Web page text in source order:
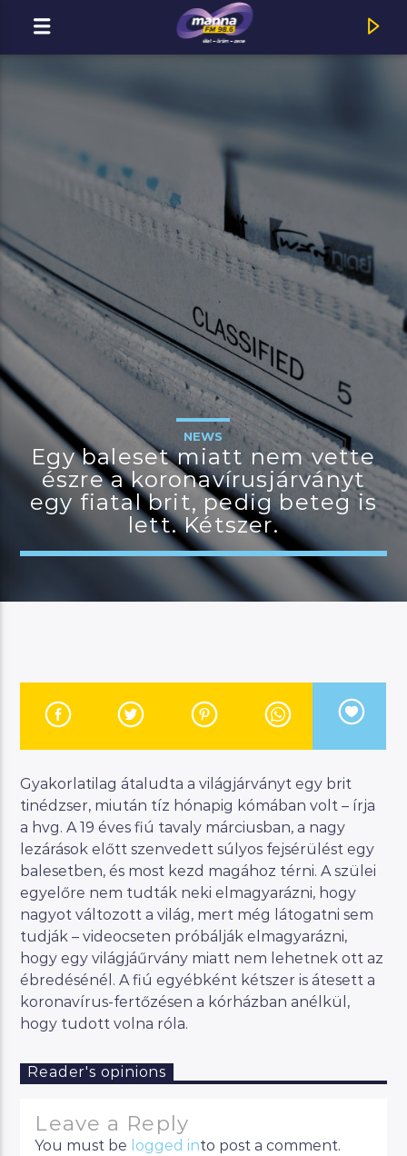
MOST ADÁSBAN
MannaFM
JELENLEGI MŰSOR
MANNA DÉLELŐTT
12:00
Manna FM
NEWS
Egy baleset miatt nem vette
észre a koronavírusjárványt
egy fiatal brit, pedig beteg is
lett. Kétszer.
Gyakorlatilag átaludta a világjárványt egy brit
tinédzser, miután tíz hónapig kómában volt – írja
a hvg. A 19 éves fiú tavaly márciusban, a nagy
lezárások előtt szenvedett súlyos fejsérülést egy
balesetben, és most kezd magához térni. A szülei
egyelőre nem tudták neki elmagyarázni, hogy
nagyot változott a világ, mert még látogatni sem
tudják – videocseten próbálják elmagyarázni,
hogy egy világjáűrvány miatt nem lehetnek ott az
ébredésénél. A fiú egyébként kétszer is átesett a
koronavírus-fertőzésen a kórházban anélkül,
hogy tudott volna róla.
Reader's opinions
Leave a Reply
You must be logged into post a comment.